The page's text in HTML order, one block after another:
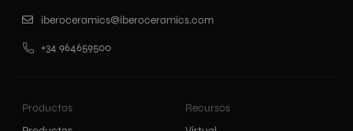
Productos
Recursos
iberoceramics@iberoceramics.com
+34 964659500